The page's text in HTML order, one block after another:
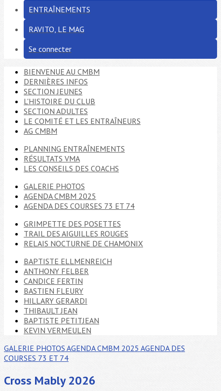
ENTRAÎNEMENTS
RAVITO, LE MAG
Se connecter
BIENVENUE AU CMBM
DERNIÈRES INFOS
SECTION JEUNES
L'HISTOIRE DU CLUB
SECTION ADULTES
LE COMITÉ ET LES ENTRAÎNEURS
AG CMBM
PLANNING ENTRAÎNEMENTS
RÉSULTATS VMA
LES CONSEILS DES COACHS
GALERIE PHOTOS
AGENDA CMBM 2025
AGENDA DES COURSES 73 ET 74
GRIMPETTE DES POSETTES
TRAIL DES AIGUILLES ROUGES
RELAIS NOCTURNE DE CHAMONIX
BAPTISTE ELLMENREICH
ANTHONY FELBER
CANDICE FERTIN
BASTIEN FLEURY
HILLARY GERARDI
THIBAULT JEAN
BAPTISTE PETITJEAN
KEVIN VERMEULEN
GALERIE PHOTOS AGENDA CMBM 2025 AGENDA DES
COURSES 73 ET 74
Cross Mably 2026